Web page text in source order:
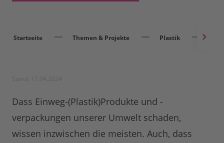
Startseite Themen & Projekte Plastik
Dass Einweg-(Plastik)Produkte und -
verpackungen unserer Umwelt schaden,
wissen inzwischen die meisten. Auch, dass